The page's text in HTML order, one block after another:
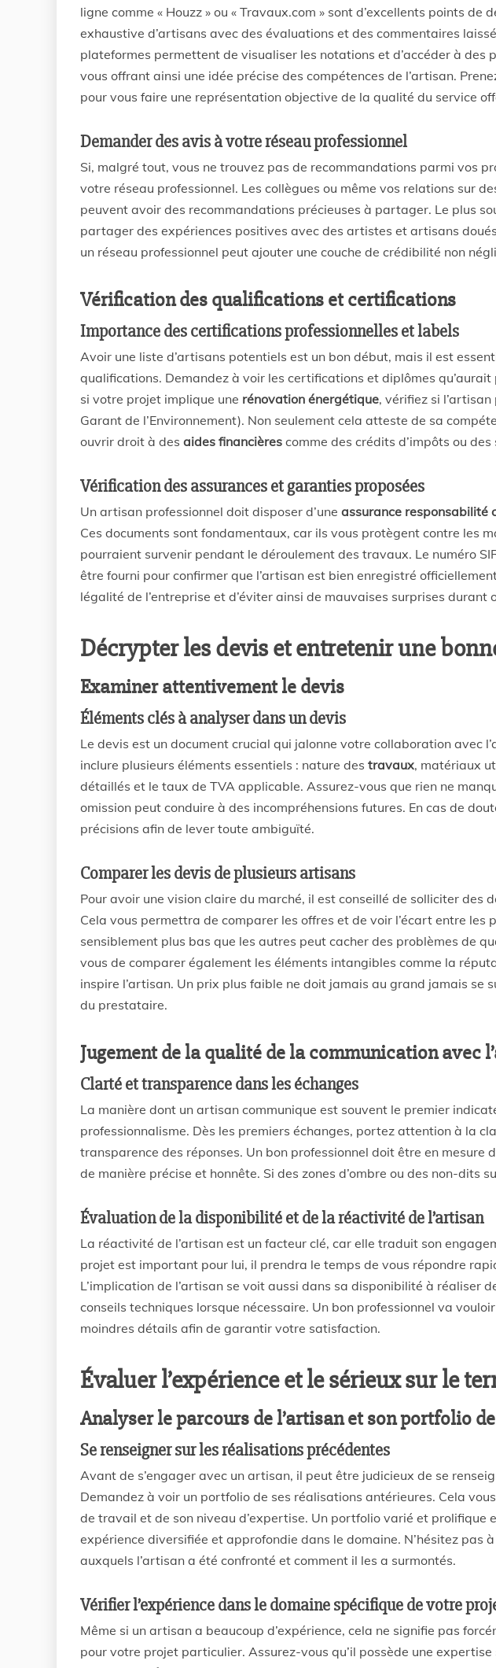
ligne comme « Houzz » ou « Travaux.com » sont d’excellents points de
exhaustive d’artisans avec des évaluations et des commentaires
plateformes permettent de visualiser les notations et d’accéder à des
vous offrant ainsi une idée précise des compétences de l’artisan.
pour vous faire une représentation objective de la qualité du service
Demander des avis à votre réseau professionnel
Si, malgré tout, vous ne trouvez pas de recommandations parmi vos
votre réseau professionnel. Les collègues ou même vos relations sur
peuvent avoir des recommandations précieuses à partager. Le plus
partager des expériences positives avec des artistes et artisans
un réseau professionnel peut ajouter une couche de crédibilité non
Vérification des qualifications et certifications
Importance des certifications professionnelles et labels
Avoir une liste d’artisans potentiels est un bon début, mais il est
qualifications. Demandez à voir les certifications et diplômes qu’aurait
si votre projet implique une rénovation énergétique, vérifiez si
Garant de l’Environnement). Non seulement cela atteste de sa
ouvrir droit à des aides financières comme des crédits d’impôts ou des
Vérification des assurances et garanties proposées
Un artisan professionnel doit disposer d’une assurance responsabilité
Ces documents sont fondamentaux, car ils vous protègent contre les
pourraient survenir pendant le déroulement des travaux. Le numéro
être fourni pour confirmer que l’artisan est bien enregistré
légalité de l’entreprise et d’éviter ainsi de mauvaises surprises durant
Décrypter les devis et entretenir une
Examiner attentivement le devis
Éléments clés à analyser dans un devis
Le devis est un document crucial qui jalonne votre collaboration avec
inclure plusieurs éléments essentiels : nature des travaux, matériaux
détaillés et le taux de TVA applicable. Assurez-vous que rien ne
omission peut conduire à des incompréhensions futures. En cas de
précisions afin de lever toute ambiguïté.
Comparer les devis de plusieurs artisans
Pour avoir une vision claire du marché, il est conseillé de solliciter des
Cela vous permettra de comparer les offres et de voir l’écart entre les
sensiblement plus bas que les autres peut cacher des problèmes de
vous de comparer également les éléments intangibles comme la
inspire l’artisan. Un prix plus faible ne doit jamais au grand jamais se
du prestataire.
Jugement de la qualité de la communication avec
Clarté et transparence dans les échanges
La manière dont un artisan communique est souvent le premier
professionnalisme. Dès les premiers échanges, portez attention à la
transparence des réponses. Un bon professionnel doit être en mesure
de manière précise et honnête. Si des zones d’ombre ou des non-dits
Évaluation de la disponibilité et de la réactivité de l’artisan
La réactivité de l’artisan est un facteur clé, car elle traduit son
projet est important pour lui, il prendra le temps de vous répondre
L’implication de l’artisan se voit aussi dans sa disponibilité à réaliser
conseils techniques lorsque nécessaire. Un bon professionnel va
moindres détails afin de garantir votre satisfaction.
Évaluer l’expérience et le sérieux sur le
Analyser le parcours de l’artisan et son portfolio
Se renseigner sur les réalisations précédentes
Avant de s’engager avec un artisan, il peut être judicieux de se
Demandez à voir un portfolio de ses réalisations antérieures. Cela
de travail et de son niveau d’expertise. Un portfolio varié et prolifique
expérience diversifiée et approfondie dans le domaine. N’hésitez pas
auxquels l’artisan a été confronté et comment il les a surmontés.
Vérifier l’expérience dans le domaine spécifique de votre
Même si un artisan a beaucoup d’expérience, cela ne signifie pas
pour votre projet particulier. Assurez-vous qu’il possède une